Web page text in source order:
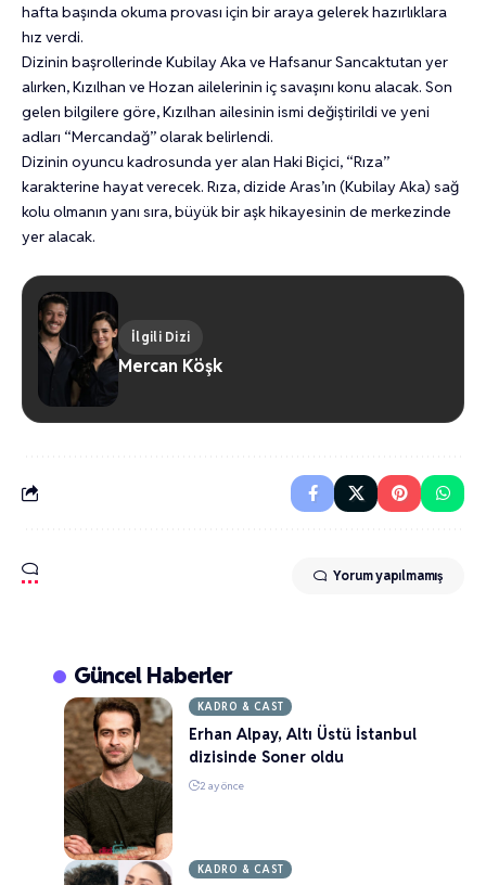
hafta başında okuma provası için bir araya gelerek hazırlıklara
hız verdi.
Dizinin başrollerinde Kubilay Aka ve Hafsanur Sancaktutan yer
alırken, Kızılhan ve Hozan ailelerinin iç savaşını konu alacak. Son
gelen bilgilere göre, Kızılhan ailesinin ismi değiştirildi ve yeni
adları “Mercandağ” olarak belirlendi.
Dizinin oyuncu kadrosunda yer alan Haki Biçici, “Rıza”
karakterine hayat verecek. Rıza, dizide Aras’ın (Kubilay Aka) sağ
kolu olmanın yanı sıra, büyük bir aşk hikayesinin de merkezinde
yer alacak.
İlgili Dizi
Mercan Köşk
Yorum yapılmamış
Güncel Haberler
KADRO & CAST
Erhan Alpay, Altı Üstü İstanbul
dizisinde Soner oldu
2 ay önce
KADRO & CAST